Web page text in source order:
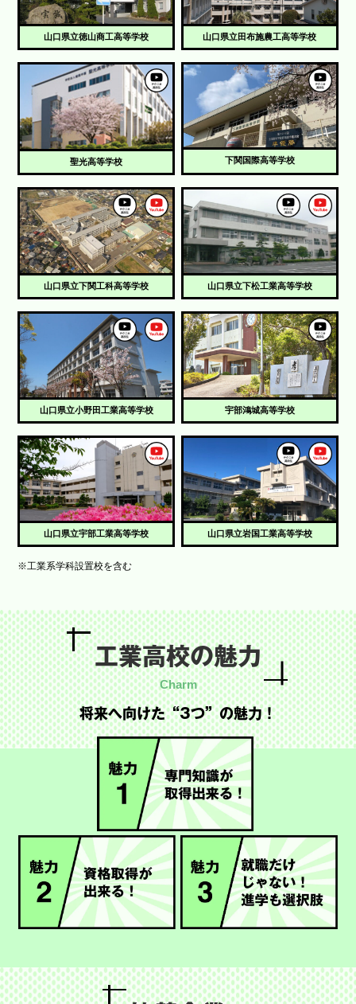
山口県立徳山商工高等学校 山口県立田布施農工高等学校
聖光高等学校 下関国際高等学校
山口県立下関工科高等学校 山口県立下松工業高等学校
山口県立小野田工業高等学校 宇部鴻城高等学校
山口県立宇部工業高等学校 山口県立岩国工業高等学校
※工業系学科設置校を含む
工業高校の魅力
将来へ向けた“3つ”の魅力！